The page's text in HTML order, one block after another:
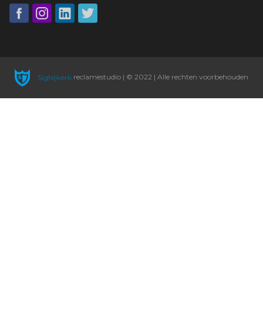
SigNijkerkreclamestudio | © 2022 | Alle rechten voorbehouden